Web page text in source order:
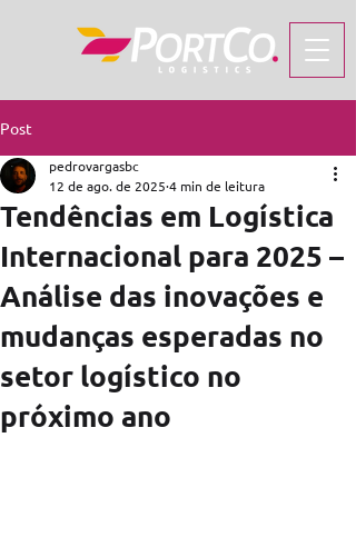
Post
Tendências em Logística
Internacional para 2025 –
Análise das inovações e
mudanças esperadas no
setor logístico no
próximo ano
pedrovargasbc
12 de ago. de 2025 4 min de leitura